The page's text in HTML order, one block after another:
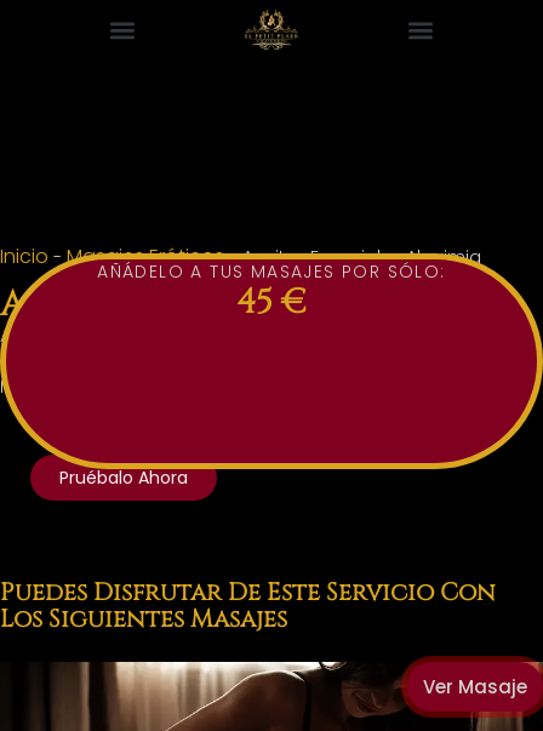
Inicio -Masajes Eróticos-Aceites Esenciales Alquimia
Aceites Esenciales Alquimia
ACEITES ESENCIALES DE ALQVIMIA MÁS LA DUCHA
FINAL CON GEL DE ALQVIMIA APLICADO POR LA
MASAJISTA.
AÑÁDELO A TUS MASAJES POR SÓLO:
45 €
Pruébalo Ahora
Puedes Disfrutar De Este Servicio Con
Los Siguientes Masajes
Ver Masaje